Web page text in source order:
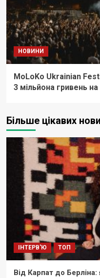
НОВИНИ
MoLoKo Ukrainian
3 мільйона гривень на
Більше цікавих
ІНТЕРВ'Ю ТОП
Від Карпат до